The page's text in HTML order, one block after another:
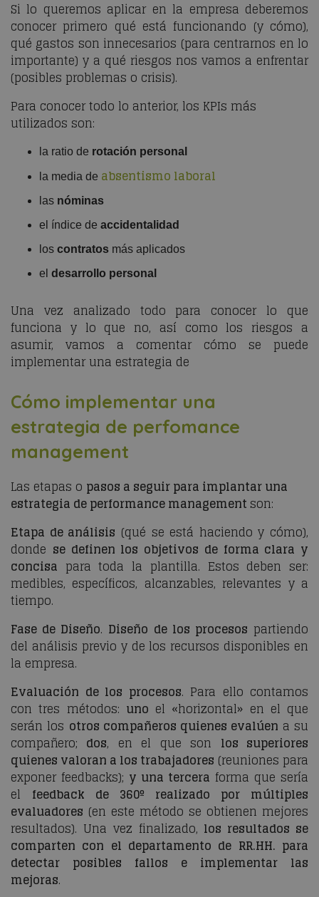
Si lo queremos aplicar en la empresa deberemos
conocer primero qué está funcionando (y cómo),
qué gastos son innecesarios (para centrarnos en lo
importante) y a qué riesgos nos vamos a enfrentar
(posibles problemas o crisis).
Para conocer todo lo anterior, los KPIs más
utilizados son:
la ratio de rotación personal
la media de absentismo laboral
las nóminas
el índice de accidentalidad
los contratos más aplicados
el desarrollo personal
Una vez analizado todo para conocer lo que
funciona y lo que no, así como los riesgos a
asumir, vamos a comentar cómo se puede
implementar una estrategia de
Cómo implementar una
estrategia de perfomance
management
Las etapas o pasos a seguir para implantar una
estrategia deperformance management son:
Etapa de análisis (qué se está haciendo y cómo),
donde se definen los objetivos de forma clara y
concisa para toda la plantilla. Estos deben ser:
medibles, específicos, alcanzables, relevantes y a
tiempo.
Fase de Diseño. Diseño de los procesos partiendo
del análisis previo y de los recursos disponibles en
la empresa.
Evaluación de los procesos. Para ello contamos
con tres métodos: uno el «horizontal» en el que
serán los otros compañeros quienes evalúen a su
compañero; dos, en el que son los superiores
quienes valoran a los trabajadores (reuniones para
exponer feedbacks); y una tercera forma que sería
el feedback de 360º realizado por múltiples
evaluadores (en este método se obtienen mejores
resultados). Una vez finalizado, los resultados se
comparten con el departamento de RR.HH. para
detectar posibles fallos e implementar las
mejoras.